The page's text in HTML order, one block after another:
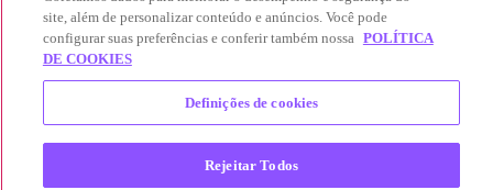
experiência seja bem-sucedida, mas a finalização da compra
acontece nos sites das nossas lojas parceiras.
© 2025 Afya Participações S.A. - todos os direitos reservados.
Alameda Lorena, 269 - Jardim Paulista - São Paulo / SP - CEP.:
01424-001 - CNPJ 23.399.329/0002-53.
site, além de personalizar conteúdo e anúncios. Você pode
configurar suas preferências e conferir também nossa POLÍTICA
DE COOKIES
Definições de cookies
Rejeitar Todos